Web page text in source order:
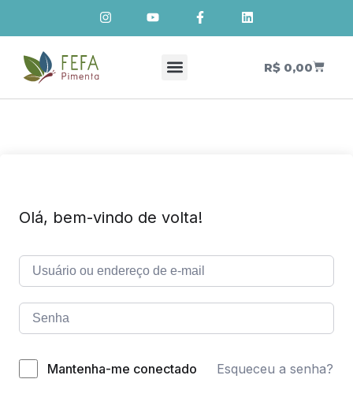
R$0,00
Olá, bem-vindo de volta!
Mantenha-me conectado Esqueceu a senha?